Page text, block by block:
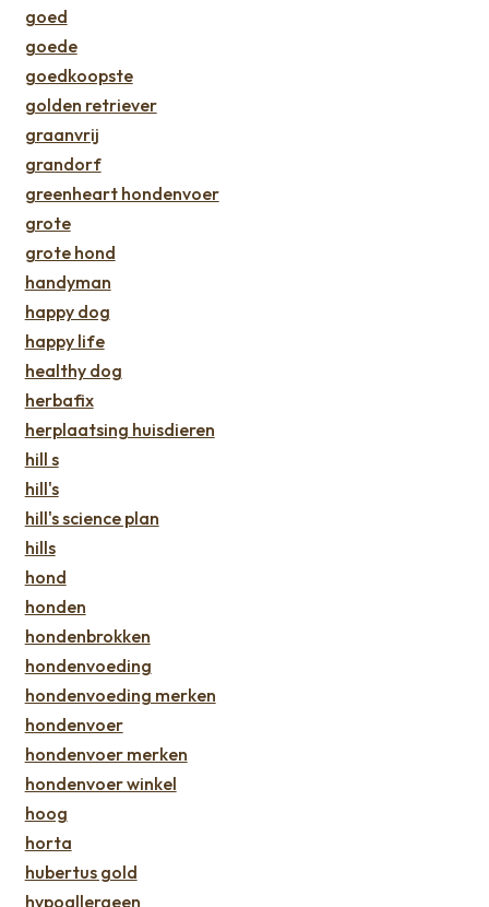
goed
goede
goedkoopste
golden retriever
graanvrij
grandorf
greenheart hondenvoer
grote
grote hond
handyman
happy dog
happy life
healthy dog
herbafix
herplaatsing huisdieren
hill s
hill's
hill's science plan
hills
hond
honden
hondenbrokken
hondenvoeding
hondenvoeding merken
hondenvoer
hondenvoer merken
hondenvoer winkel
hoog
horta
hubertus gold
hypoallergeen